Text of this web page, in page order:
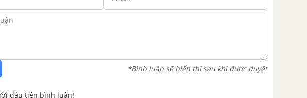
*Bình luận sẽ hiển thị sau khi được duyệt
đầu tiên bình luận!